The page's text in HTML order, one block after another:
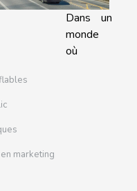
marketing
Dans un
monde
où